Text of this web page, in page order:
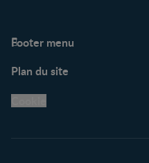
Footer menu
Centre de soutien
Avis légaux
Protection des
Plan du site